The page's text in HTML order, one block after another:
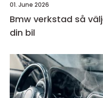
01. June 2026
Bmw verkstad så väljer du rätt partner för
din bil